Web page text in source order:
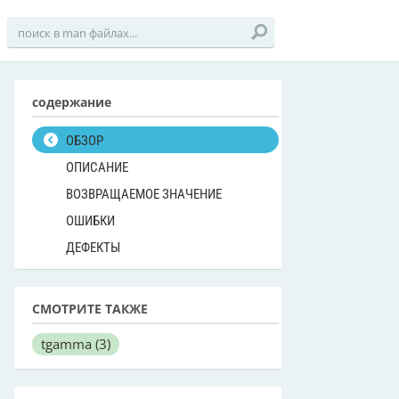
содержание
ОБЗОР
ОПИСАНИЕ
ВОЗВРАЩАЕМОЕ ЗНАЧЕНИЕ
ОШИБКИ
ДЕФЕКТЫ
СМОТРИТЕ ТАКЖЕ
tgamma (3)